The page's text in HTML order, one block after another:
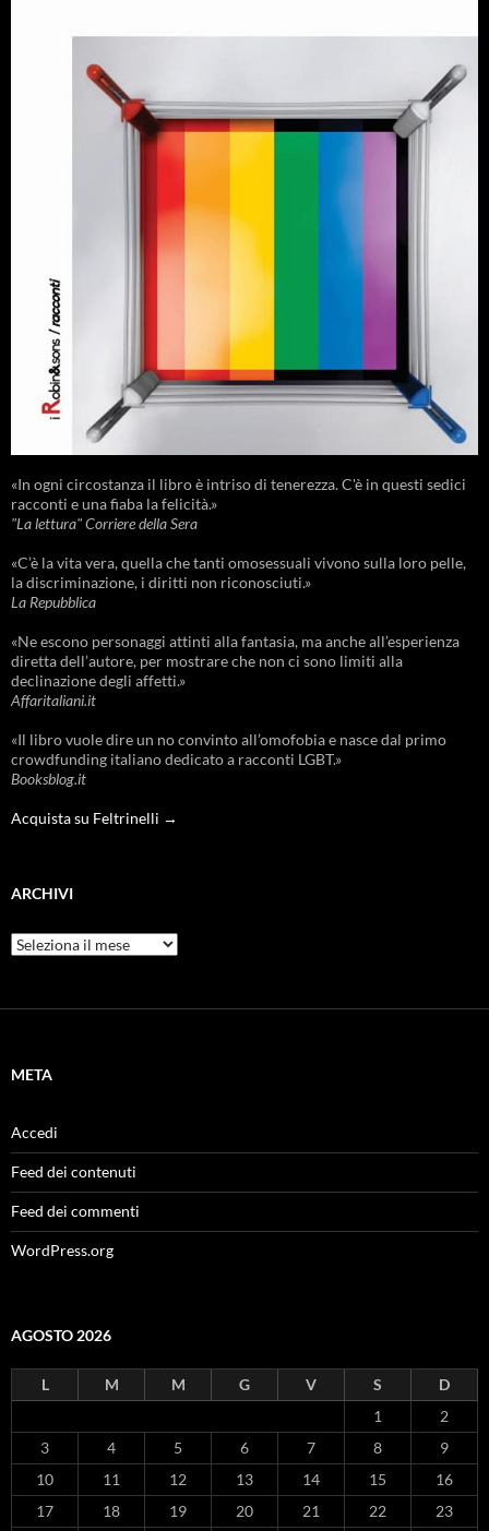
«In ogni circostanza il libro è intriso di tenerezza. C'è in questi sedici
racconti e una fiaba la felicità.»
"La lettura" Corriere della Sera
«C’è la vita vera, quella che tanti omosessuali vivono sulla loro pelle,
la discriminazione, i diritti non riconosciuti.»
La Repubblica
«Ne escono personaggi attinti alla fantasia, ma anche all’esperienza
diretta dell’autore, per mostrare che non ci sono limiti alla
declinazione degli affetti.»
Affaritaliani.it
«Il libro vuole dire un no convinto all’omofobia e nasce dal primo
crowdfunding italiano dedicato a racconti LGBT.»
Booksblog.it
Acquista su Feltrinelli →
ARCHIVI
Archivi
META
Accedi
Feed dei contenuti
Feed dei commenti
WordPress.org
AGOSTO 2026
L M M G V S
D
1
2
3
4 5 6 7 8
9
10
11 12 13 14 15
16
17
18 19 20 21 22 23